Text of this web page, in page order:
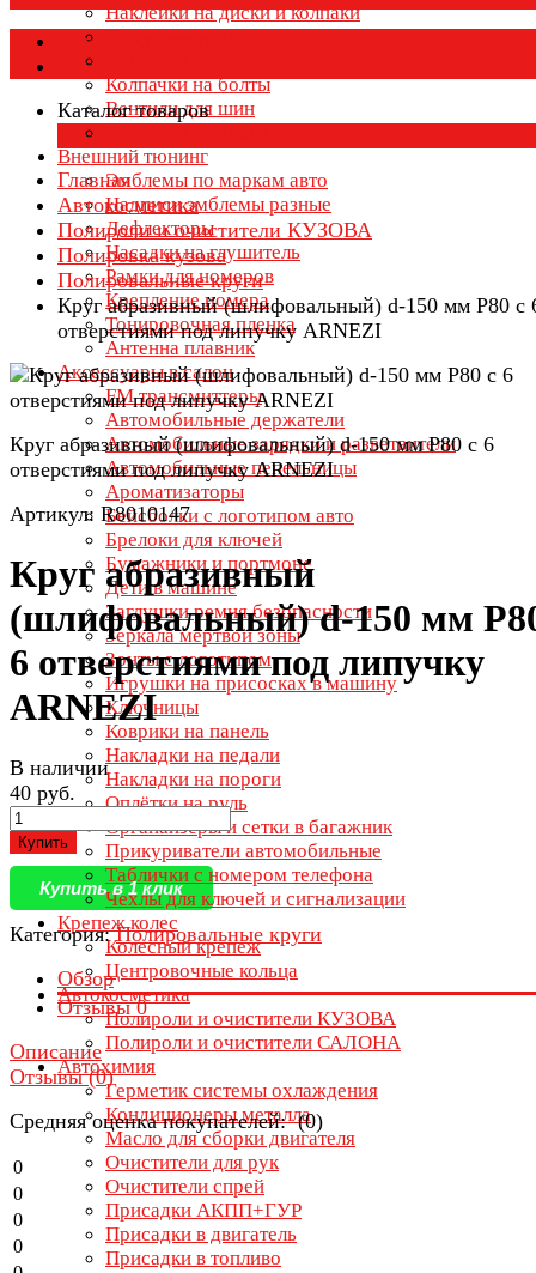
Наклейки на диски и колпаки
Колпаки на колеса
Колпачки на болты
Вентили для шин
Внешний тюнинг
Эмблемы по маркам авто
Надписи эмблемы разные
Дефлекторы
Насадки на глушитель
Рамки для номеров
Крепление номера
Тонировочная пленка
Антенна плавник
Аксессуары в салон
FM трансмиттеры
Автомобильные держатели
Автомобильные зарядки и разветвители
Автомобильные пепельницы
Ароматизаторы
Бейсболки с логотипом авто
Брелоки для ключей
Бумажники и портмоне
Дети в машине
Заглушки ремня безопасности
Зеркала мертвой зоны
Зонты с логотипом
Игрушки на присосках в машину
Ключницы
Коврики на панель
Накладки на педали
Накладки на пороги
Оплётки на руль
Органайзеры и сетки в багажник
Прикуриватели автомобильные
Таблички с номером телефона
Чехлы для ключей и сигнализации
Крепеж колес
Колесный крепеж
Центровочные кольца
Автокосметика
Полироли и очистители КУЗОВА
Полироли и очистители САЛОНА
Автохимия
Герметик системы охлаждения
Кондиционеры металла
Масло для сборки двигателя
Очистители для рук
Очистители спрей
Присадки АКПП+ГУР
Присадки в двигатель
Присадки в топливо
Каталог товаров
Каталог товаров
Главная
Автокосметика
Полироли и очистители КУЗОВА
Полировка кузова
Полировальные круги
Круг абразивный (шлифовальный) d-150 мм P80 с
отверстиями под липучку ARNEZI
Круг абразивный (шлифовальный) d-150 мм P80 с 6
отверстиями под липучку ARNEZI
Артикул: R8010147
Круг абразивный
(шлифовальный) d-150 мм
6 отверстиями под липучку
ARNEZI
В наличии
40 руб.
Купить
Купить в 1 клик
Категория:Полировальные круги
Обзор
Отзывы0
Описание
Отзывы (0)
Средняя оценка покупателей: (0)
0
0
0
0